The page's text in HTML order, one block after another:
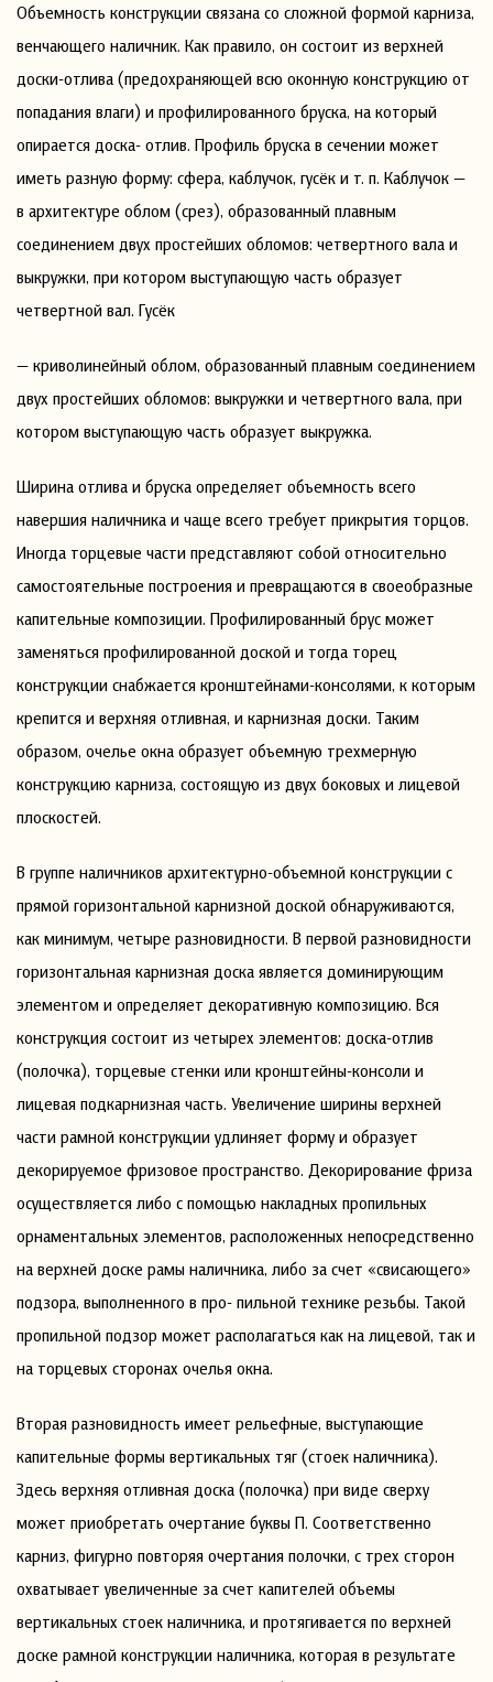
Объемность конструкции связана со сложной формой карниза,
венчающего наличник. Как правило, он состоит из верхней
доски-отлива (предохраняющей всю оконную конструкцию от
попадания влаги) и профилированного бруска, на который
опирается доска- отлив. Профиль бруска в сечении может
иметь разную форму: сфера, каблучок, гусёк и т. п. Каблучок —
в архитектуре облом (срез), образованный плавным
соединением двух простейших обломов: четвертного вала и
выкружки, при котором выступающую часть образует
четвертной вал. Гусёк
— криволинейный облом, образованный плавным соединением
двух простейших обломов: выкружки и четвертного вала, при
котором выступающую часть образует выкружка.
Ширина отлива и бруска определяет объемность всего
навершия наличника и чаще всего требует прикрытия торцов.
Иногда торцевые части представляют собой относительно
самостоятельные построения и превращаются в своеобразные
капительные композиции. Профилированный брус может
заменяться профилированной доской и тогда торец
конструкции снабжается кронштейнами-консолями, к которым
крепится и верхняя отливная, и карнизная доски. Таким
образом, очелье окна образует объемную трехмерную
конструкцию карниза, состоящую из двух боковых и лицевой
плоскостей.
В группе наличников архитектурно-объемной конструкции с
прямой горизонтальной карнизной доской обнаруживаются,
как минимум, четыре разновидности. В первой разновидности
горизонтальная карнизная доска является доминирующим
элементом и определяет декоративную композицию. Вся
конструкция состоит из четырех элементов: доска-отлив
(полочка), торцевые стенки или кронштейны-консоли и
лицевая подкарнизная часть. Увеличение ширины верхней
части рамной конструкции удлиняет форму и образует
декорируемое фризовое пространство. Декорирование фриза
осуществляется либо с помощью накладных пропильных
орнаментальных элементов, расположенных непосредственно
на верхней доске рамы наличника, либо за счет «свисающего»
подзора, выполненного в про- пильной технике резьбы. Такой
пропильной подзор может располагаться как на лицевой, так и
на торцевых сторонах очелья окна.
Вторая разновидность имеет рельефные, выступающие
капительные формы вертикальных тяг (стоек наличника).
Здесь верхняя отливная доска (полочка) при виде сверху
может приобретать очертание буквы П. Соответственно
карниз, фигурно повторяя очертания полочки, с трех сторон
охватывает увеличенные за счет капителей объемы
вертикальных стоек наличника, и протягивается по верхней
доске рамной конструкции наличника, которая в результате